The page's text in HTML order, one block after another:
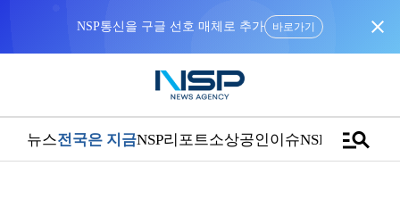
NSP통신을 구글 선호 매체로 추가 바로가기 close
뉴스전국은 지금NSP리포트소상공인이슈NSPTVmanage_search